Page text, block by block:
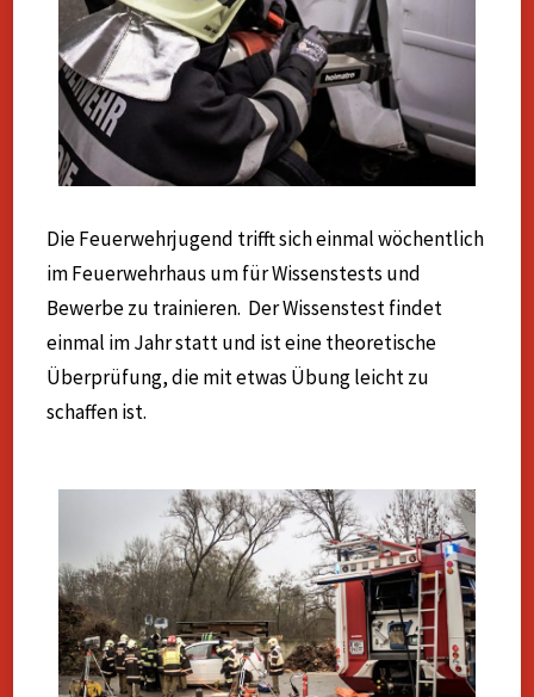
Die Feuerwehrjugend trifft sich einmal wöchentlich
im Feuerwehrhaus um für Wissenstests und
Bewerbe zu trainieren. Der Wissenstest findet
einmal im Jahr statt und ist eine theoretische
Überprüfung, die mit etwas Übung leicht zu
schaffen ist.